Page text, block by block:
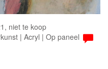
niet te koop
| Acryl | Op paneel